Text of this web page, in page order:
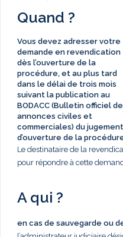
Quand ?
Vous devez adresser votre
demande en revendication
dès l’ouverture de la
procédure, et au plus tard
dans le délai de trois mois
suivant la publication au
BODACC (Bulletin officiel
annonces civiles et
commerciales) du jugement
d’ouverture de la
Le destinataire de la
pour répondre à cette
A qui ?
en cas de sauvegarde ou